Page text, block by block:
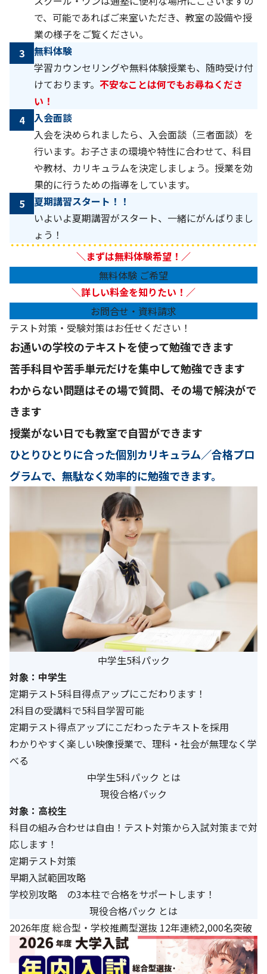
で、可能であればご来室いただき、教室の設備や授
業の様子をご覧ください。
3
無料体験
学習カウンセリングや無料体験授業も、随時受け付
けております。 不安なことは何でもお尋ねくださ
い！
4
入会面談
入会を決められましたら、入会面談（三者面談）を
行います。お子さまの環境や特性に合わせて、科目
や教材、カリキュラムを決定しましょう。授業を効
果的に行うための指導をしています。
5
夏期講習スタート！！
いよいよ夏期講習がスタート、一緒にがんばりまし
ょう！
＼まずは無料体験希望！／
無料体験 ご希望
＼詳しい料金を知りたい！／
お問合せ・資料請求
テスト対策・受験対策はお任せください！
お通いの学校のテキストを使って勉強できます
苦手科目や苦手単元だけを集中して勉強できます
わからない問題はその場で質問、その場で解決がで
きます
授業がない日でも教室で自習ができます
ひとりひとりに合った個別カリキュラム／合格プロ
グラムで、無駄なく効率的に勉強できます。
中学生5科パック
対象：中学生
定期テスト5科目得点アップにこだわります！
2科目の受講料で5科目学習可能
定期テスト得点アップにこだわったテキストを採用
わかりやすく楽しい映像授業で、理科・社会が無理なく学
べる
中学生5科パック とは
現役合格パック
対象：高校生
科目の組み合わせは自由！テスト対策から入試対策まで対
応します！
定期テスト対策
早期入試範囲攻略
学校別攻略 の3本柱で合格をサポートします！
現役合格パック とは
2026年度 総合型・学校推薦型選抜 12年連続2,000名突破